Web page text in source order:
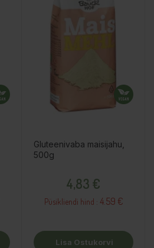
Gluteenivaba maisijahu,
500g
4,83 €
Püsikliendi hind : 4.59 €
Lisa Ostukorvi